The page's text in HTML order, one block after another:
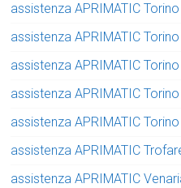
assistenza APRIMATIC
assistenza APRIMATIC
assistenza APRIMATIC
assistenza APRIMATIC
assistenza APRIMATIC
assistenza APRIMATIC
assistenza APRIMATIC